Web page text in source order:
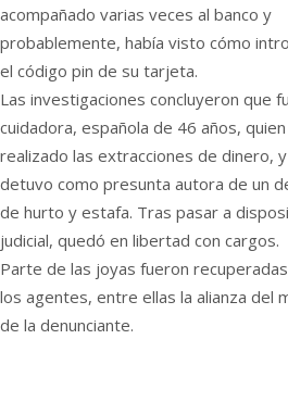
acompañado varias veces al banco y
probablemente, había visto cómo
el código pin de su tarjeta.
Las investigaciones concluyeron que
cuidadora, española de 46 años, quien
realizado las extracciones de dinero,
detuvo como presunta autora de un
de hurto y estafa. Tras pasar a
judicial, quedó en libertad con cargos.
Parte de las joyas fueron
los agentes, entre ellas la alianza del
de la denunciante.